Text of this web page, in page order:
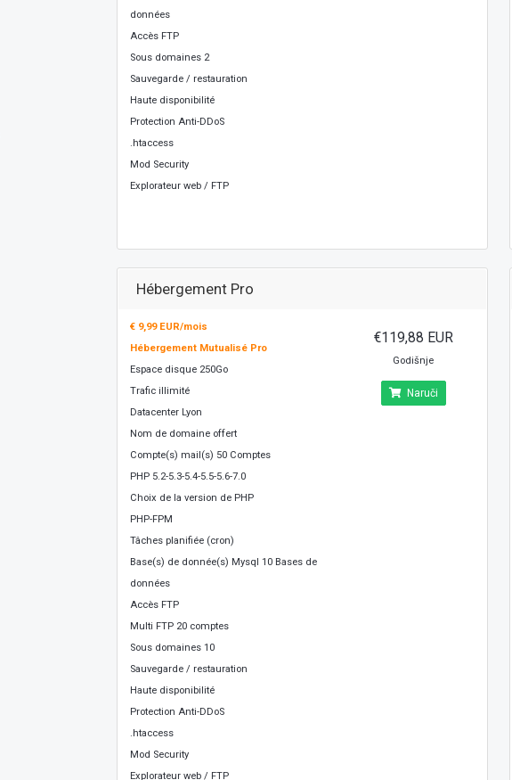
données
Accès FTP
Sous domaines 2
Sauvegarde / restauration
Haute disponibilité
Protection Anti-DDoS
.htaccess
Mod Security
Explorateur web / FTP
Hébergement Pro
€ 9,99 EUR/mois
Hébergement Mutualisé Pro
Espace disque 250Go
Trafic illimité
Datacenter Lyon
Nom de domaine offert
Compte(s) mail(s) 50 Comptes
PHP 5.2-5.3-5.4-5.5-5.6-7.0
Choix de la version de PHP
PHP-FPM
Tâches planifiée (cron)
Base(s) de donnée(s) Mysql 10 Bases de
données
Accès FTP
Multi FTP 20 comptes
Sous domaines 10
Sauvegarde / restauration
Haute disponibilité
Protection Anti-DDoS
.htaccess
Mod Security
Explorateur web / FTP
€119,88 EUR
Godišnje
Naruči